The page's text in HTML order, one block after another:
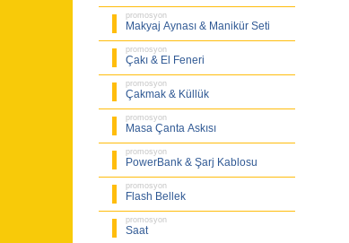
promosyon
Makyaj Aynası & Manikür Seti
promosyon
Çakı & El Feneri
promosyon
Çakmak & Küllük
promosyon
Masa Çanta Askısı
promosyon
PowerBank & Şarj Kablosu
promosyon
Flash Bellek
promosyon
Saat